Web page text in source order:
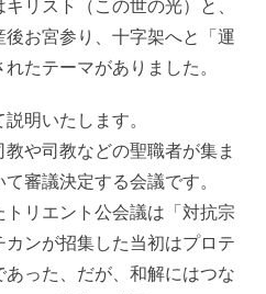
リスト（この世の光）と、
お宮参り、十字架へと「運
たテーマがありました。
明いたします。
や司教などの聖職者が集ま
審議決定する会議です。
トリエント公会議は「対抗宗
ンが招集した当初はプロテ
った、だが、和解にはつな